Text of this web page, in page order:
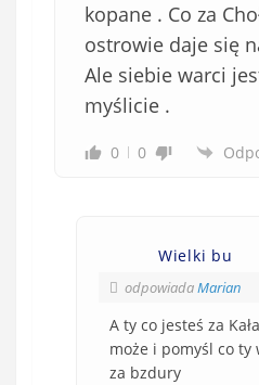
kopane . Co za
ostrowie daje się
Ale siebie warci
myślicie .
0 0
Wielki bu
odpowiadaMarian
A ty co jesteś za
może i pomyśl co ty
za bzdury